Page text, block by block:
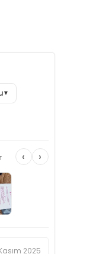
▼
‹ ›
2025